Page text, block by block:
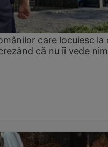
care locuiesc la
că nu îi vede